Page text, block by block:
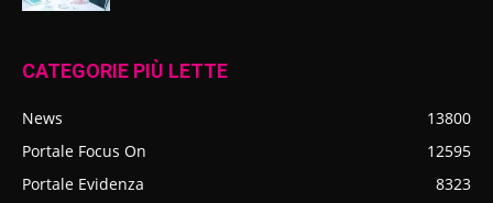
CATEGORIE PIÙ LETTE
News
13800
Portale Focus On
12595
Portale Evidenza
8323